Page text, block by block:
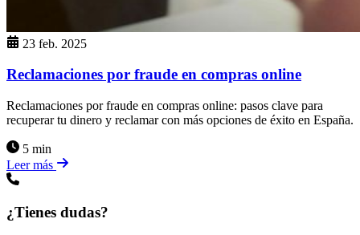
23 feb. 2025
Reclamaciones por fraude en compras online
Reclamaciones por fraude en compras online: pasos clave para
recuperar tu dinero y reclamar con más opciones de éxito en España.
5 min
Leer más
¿Tienes dudas?